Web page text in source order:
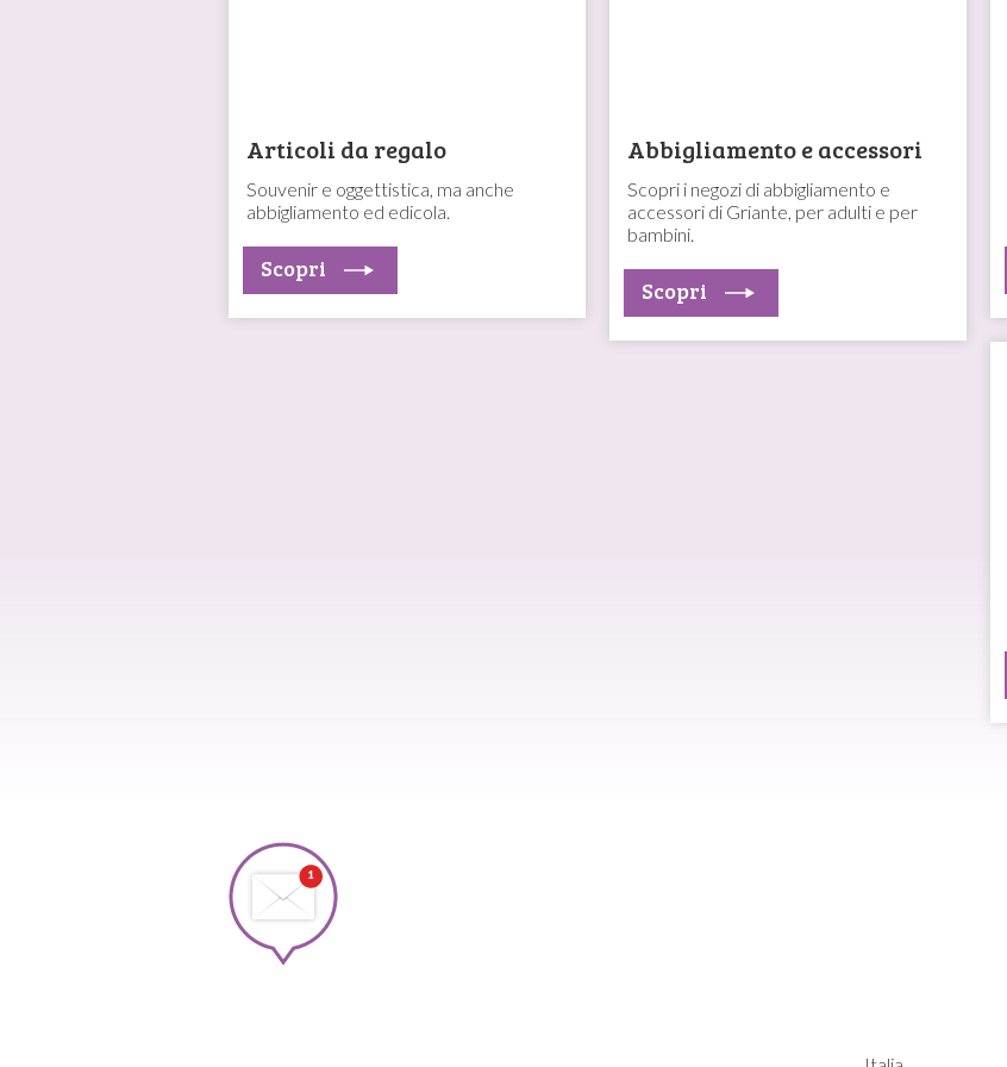
Articoli da regalo
Souvenir e oggettistica, ma anche
abbigliamento ed edicola.
Scopri
Abbigliamento e accessori
Scopri i negozi di abbigliamento e
accessori di Griante, per adulti e per
bambini.
Scopri